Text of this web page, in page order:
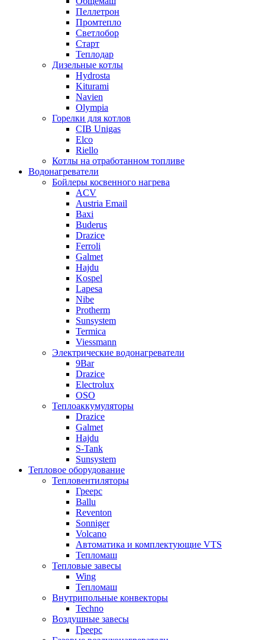
Пеллетрон
Промтепло
Светлобор
Старт
Теплодар
Дизельные котлы
Hydrosta
Kiturami
Navien
Olympia
Горелки для котлов
CIB Unigas
Elco
Riello
Котлы на отработанном топливе
Водонагреватели
Бойлеры косвенного нагрева
ACV
Austria Email
Baxi
Buderus
Drazice
Ferroli
Galmet
Hajdu
Kospel
Lapesa
Nibe
Protherm
Sunsystem
Termica
Viessmann
Электрические водонагреватели
9Bar
Drazice
Electrolux
OSO
Теплоаккумуляторы
Drazice
Galmet
Hajdu
S-Tank
Sunsystem
Тепловое оборудование
Тепловентиляторы
Греерс
Ballu
Reventon
Sonniger
Volcano
Автоматика и комплектующие VTS
Тепломаш
Тепловые завесы
Wing
Тепломаш
Внутрипольные конвекторы
Techno
Воздушные завесы
Греерс